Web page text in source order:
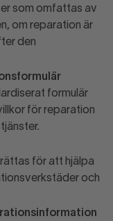
som omfattas av
om reparation är
den
formulär
för reparation
för att hjälpa
och